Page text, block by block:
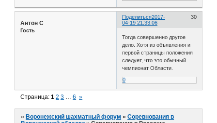
Поделиться 30
2017-
04-19 21:33:06
Антон С
Гость
Тогда совершенно другое
дело. Хотя из объявления и
первой страницы положения
следует, что это обычный
чемпионат Области.
0
Страница:1 2 3 6 »
» Воронежский шахматный форум »Соревнования в